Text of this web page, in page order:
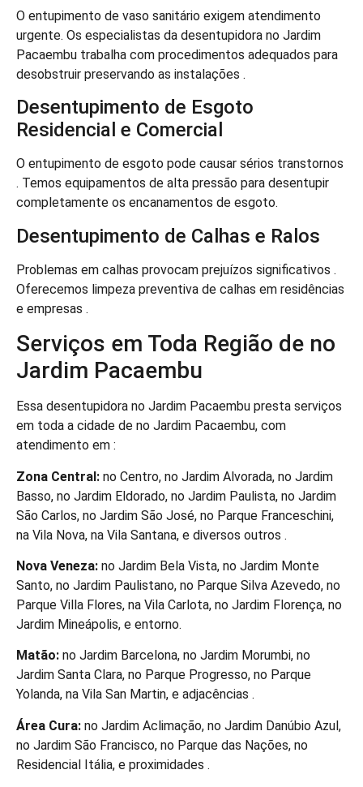
O entupimento de vaso sanitário exigem atendimento
urgente. Os especialistas da desentupidora no Jardim
Pacaembu trabalha com procedimentos adequados para
desobstruir preservando as instalações .
Desentupimento de Esgoto
Residencial e Comercial
O entupimento de esgoto pode causar sérios transtornos
. Temos equipamentos de alta pressão para desentupir
completamente os encanamentos de esgoto.
Desentupimento de Calhas e Ralos
Problemas em calhas provocam prejuízos significativos .
Oferecemos limpeza preventiva de calhas em residências
e empresas .
Serviços em Toda Região de no
Jardim Pacaembu
Essa desentupidora no Jardim Pacaembu presta serviços
em toda a cidade de no Jardim Pacaembu, com
atendimento em :
Zona Central: no Centro, no Jardim Alvorada, no Jardim
Basso, no Jardim Eldorado, no Jardim Paulista, no Jardim
São Carlos, no Jardim São José, no Parque Franceschini,
na Vila Nova, na Vila Santana, e diversos outros .
Nova Veneza: no Jardim Bela Vista, no Jardim Monte
Santo, no Jardim Paulistano, no Parque Silva Azevedo, no
Parque Villa Flores, na Vila Carlota, no Jardim Florença, no
Jardim Mineápolis, e entorno.
Matão: no Jardim Barcelona, no Jardim Morumbi, no
Jardim Santa Clara, no Parque Progresso, no Parque
Yolanda, na Vila San Martin, e adjacências .
Área Cura: no Jardim Aclimação, no Jardim Danúbio Azul,
no Jardim São Francisco, no Parque das Nações, no
Residencial Itália, e proximidades .